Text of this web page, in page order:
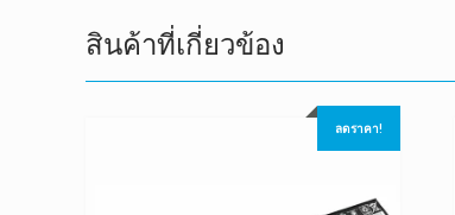
สินค้าที่เกี่ยวข้อง
ลดราคา!